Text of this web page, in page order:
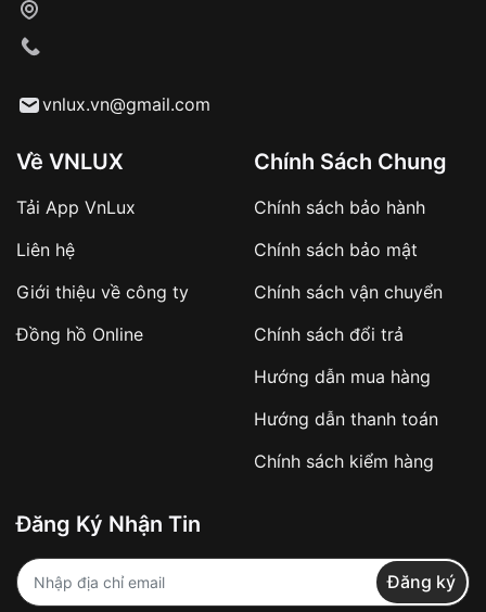
Từ khóa SEO:
sản phẩm đặc biệt
hàng
Số tiền còn lại thanh toán khi nhận hàng hoặc
✔️ Đảm bảo xử lý đơn hàng nhanh chóng
✔️ Hạn chế tình trạng hủy đơn không mong
Từ khóa SEO:
vnlux.vn@gmail.com
Về VNLUX
Tải App VnLux
Liên hệ
Giới thiệu về công ty
Đồng hồ Online
Chính Sách Chung
Chính sách bảo hành
Chính sách bảo mật
Chính sách vận chuyển
Chính sách đổi trả
Hướng dẫn mua hàng
Hướng dẫn thanh toán
Chính sách kiểm hàng
Đăng Ký Nhận Tin
Đăng ký